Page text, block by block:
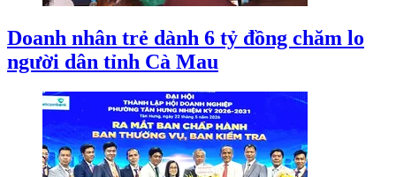
Doanh nhân trẻ dành 6 tỷ đồng chăm lo
người dân tỉnh Cà Mau